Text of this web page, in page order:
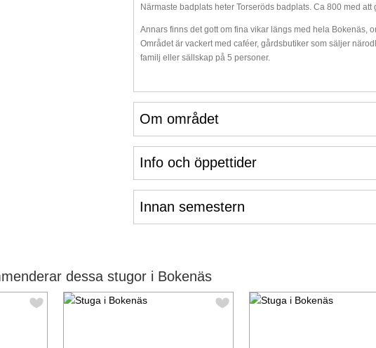
Närmaste badplats heter Torseröds badplats. Ca 800 med
Annars finns det gott om fina vikar längs med hela Bokenäs,
Området är vackert med caféer, gårdsbutiker som säljer
familj eller sällskap på 5 personer.
Om området
Info och öppettider
Innan semestern
dessa stugor i Bokenäs